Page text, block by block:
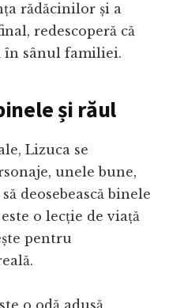
rădăcinilor și a
redescoperă că
în sânul familiei.
și răul
Lizuca se
unele bune,
deosebească binele
o lecție de viață
pentru